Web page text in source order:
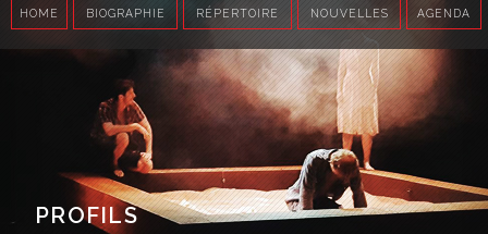
HOME BIOGRAPHIE RÉPERTOIRE NOUVELLES AGENDA
PROFILS